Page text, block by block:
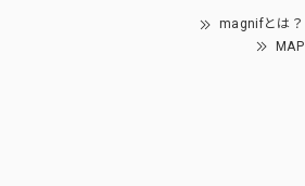
magnifとは？
MAP